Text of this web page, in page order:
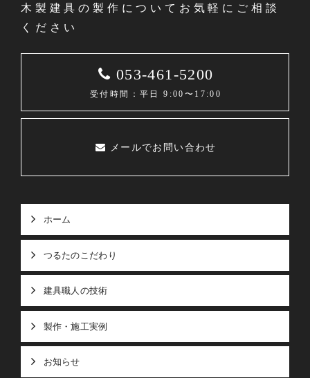
木製建具の製作についてお気軽にご相談
ください
053-461-5200
受付時間：平日 9:00〜17:00
メールでお問い合わせ
ホーム
つるたのこだわり
建具職人の技術
製作・施工実例
お知らせ